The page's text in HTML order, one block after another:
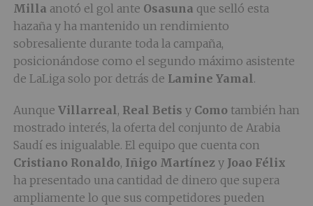
Milla anotó el gol ante Osasuna que selló esta
hazaña y ha mantenido un rendimiento
sobresaliente durante toda la campaña,
posicionándose como el segundo máximo asistente
de LaLiga solo por detrás de Lamine Yamal.
Aunque Villarreal, Real Betis y Comotambién han
mostrado interés, la oferta del conjunto de Arabia
Saudí es inigualable. El equipo que cuenta con
Cristiano Ronaldo, Iñigo Martínezy Joao Félix
ha presentado una cantidad de dinero que supera
ampliamente lo que sus competidores pueden